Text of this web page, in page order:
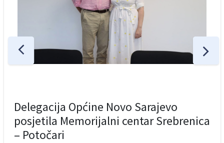
Delegacija Općine Novo Sarajevo
posjetila Memorijalni centar Srebrenica
– Potočari